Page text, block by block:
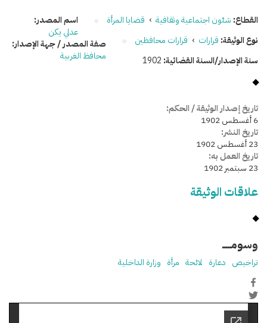
القطاع: شئون اجتماعية وثقافية › قضايا المرأة
نوع الوثيقة: قرارات › قرارات محافظين
سنة الإصدار/السنة القضائية: 1902
اسم المصدر:
عدلي يكن
صفة المصدر / جهة الإصدار:
محافظ الغربية
تاريخ إصدار الوثيقة / الحكم:
6 أغسطس 1902
تاريخ النشر:
23 أغسطس 1902
تاريخ العمل به:
23 سبتمبر 1902
علاقات الوثيقة
وسومـــــ
تراخيص دعارة لائحة مرأة وزارة الداخلية